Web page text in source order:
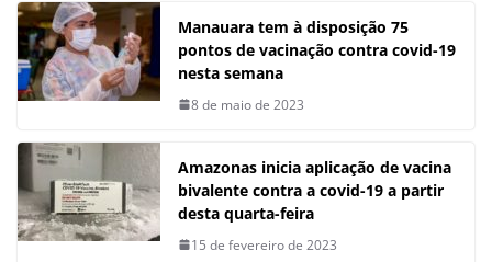
Manauara tem à disposição 75
pontos de vacinação contra covid-19
nesta semana
8 de maio de 2023
Amazonas inicia aplicação de vacina
bivalente contra a covid-19 a partir
desta quarta-feira
15 de fevereiro de 2023